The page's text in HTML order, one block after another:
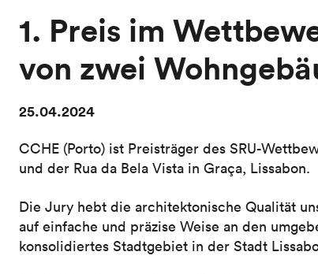
1. Preis im
von zwei
25.04.2024
CCHE (Porto) ist Preisträger des SRU-
und der Rua da Bela Vista in Graça, Lissabon.
Die Jury hebt die architektonische Qualität
auf einfache und präzise Weise an den
konsolidiertes Stadtgebiet in der Stadt